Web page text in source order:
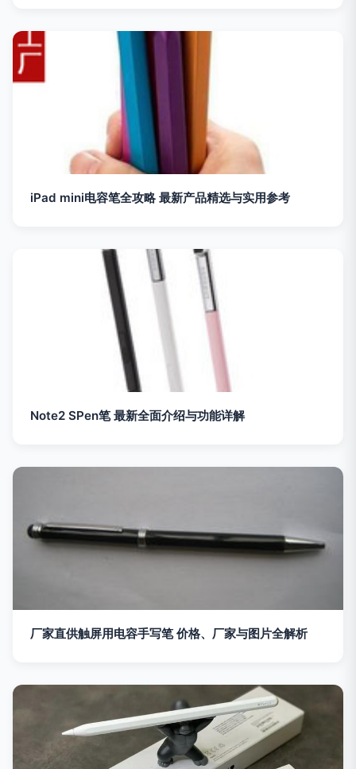
iPad mini电容笔全攻略 最新产品精选与实用参考
Note2 SPen笔 最新全面介绍与功能详解
厂家直供触屏用电容手写笔 价格、厂家与图片全解析